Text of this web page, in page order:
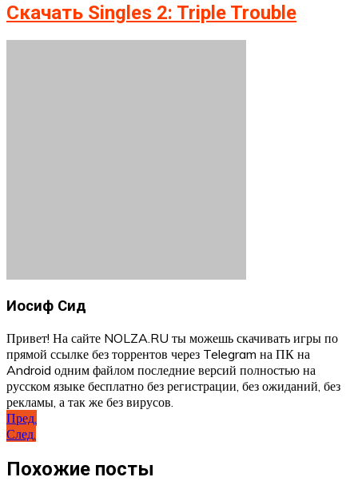
Скачать Singles 2: Triple Trouble
Иосиф Сид
Привет! На сайте NOLZA.RU ты можешь скачивать игры по
прямой ссылке без торрентов через Telegram на ПК на
Android одним файлом последние версий полностью на
русском языке бесплатно без регистрации, без ожиданий, без
рекламы, а так же без вирусов.
Навигация
по
записям
Пред.
След.
Похожие посты